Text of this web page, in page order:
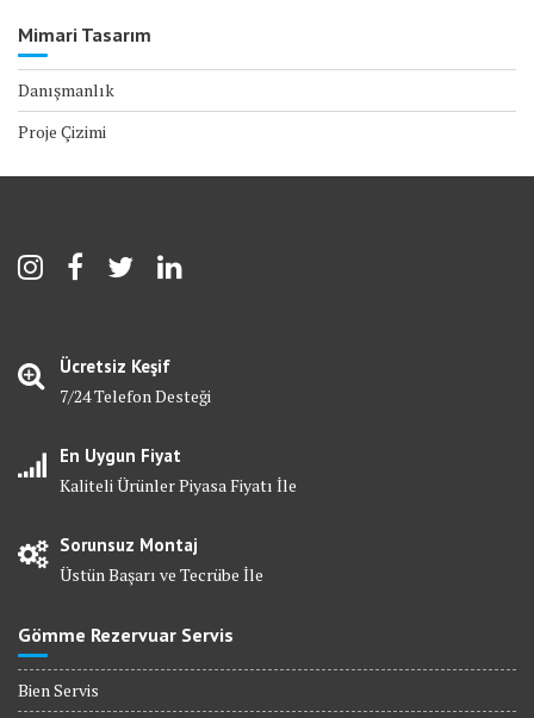
Mimari Tasarım
Danışmanlık
Proje Çizimi
Ücretsiz Keşif
7/24 Telefon Desteği
En Uygun Fiyat
Kaliteli Ürünler Piyasa Fiyatı İle
Sorunsuz Montaj
Üstün Başarı ve Tecrübe İle
Gömme Rezervuar Servis
Bien Servis